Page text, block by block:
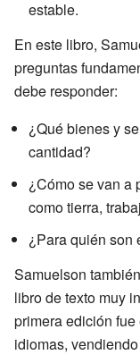
estable.
En este libro,
preguntas
debe responder:
¿Qué bienes y
cantidad?
¿Cómo se van a
como tierra,
¿Para quién son
Samuelson
libro de texto muy
primera edición
idiomas,